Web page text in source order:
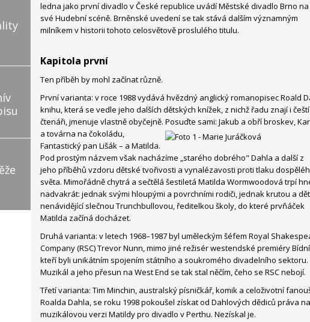
ledna jako první divadlo v České republice uvádí Městské divadlo Brno na
své Hudební scéně. Brněnské uvedení se tak stává dalším významným
milníkem v historii tohoto celosvětově proslulého titulu.
Kapitola první
Ten příběh by mohl začínat různě.
První varianta: v roce 1988 vydává hvězdný anglický romanopisec Roald
knihu, která se vedle jeho dalších dětských knížek, z nichž řadu znají i čeští
čtenáři, jmenuje vlastně obyčejně. Posuďte sami: Jakub a obří broskev,
a továrna na čokoládu,
Fantastický pan Lišák – a Matilda.
Pod prostým názvem však nacházíme „starého dobrého" Dahla a další z
jeho příběhů vzdoru dětské tvořivosti a vynalézavosti proti tlaku
světa. Mimořádně chytrá a sečtělá šestiletá Matilda Wormwoodová trpí
nadvakrát: jednak svými hloupými a povrchními rodiči, jednak krutou a
nenávidějící slečnou Trunchbullovou, ředitelkou školy, do které prvňáček
Matilda začíná docházet.
Druhá varianta: v letech 1968–1987 byl uměleckým šéfem Royal
Company (RSC) Trevor Nunn, mimo jiné režisér westendské premiéry
kteří byli unikátním spojením státního a soukromého divadelního sektoru.
Muzikál a jeho přesun na West End se tak stal něčím, čeho se RSC nebojí.
Třetí varianta: Tim Minchin, australský písničkář, komik a celoživotní
Roalda Dahla, se roku 1998 pokoušel získat od Dahlových dědiců práva na
muzikálovou verzi Matildy pro divadlo v Perthu. Nezískal je.